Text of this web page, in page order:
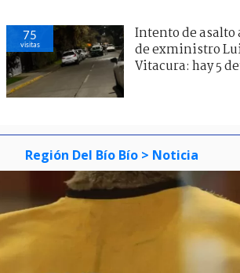
75
visitas
Intento de asalto
de exministro
Vitacura: hay 5
Región Del Bío Bío > Noticia